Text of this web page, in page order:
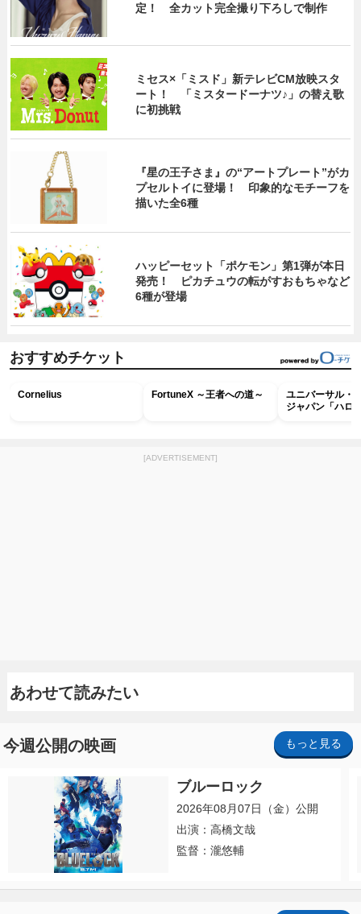
定！ 全カット完全撮り下ろしで制作
ミセス×「ミスド」新テレビCM放映スタ
ート！ 「ミスタードーナツ♪」の替え歌
に初挑戦
『星の王子さま』の“アートプレート”がカ
プセルトイに登場！ 印象的なモチーフを
描いた全6種
ハッピーセット「ポケモン」第1弾が本日
発売！ ピカチュウの転がすおもちゃなど
6種が登場
おすすめチケット
Cornelius FortuneX ～王者への道～
ユニバーサル・
ジャパン「ハロ
[ADVERTISEMENT]
あわせて読みたい
今週公開の映画 もっと見る
ブルーロック
2026年08月07日（金）公開
出演：高橋文哉
監督：瀧悠輔